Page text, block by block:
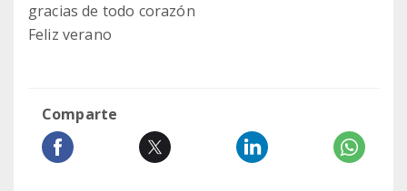
gracias de todo corazón
Feliz verano
Comparte